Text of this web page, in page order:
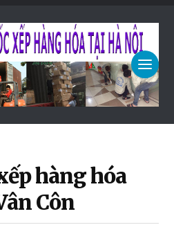
hàng hóa
Côn